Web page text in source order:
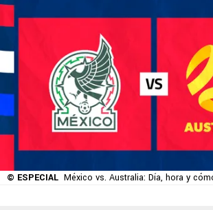
© ESPECIAL México vs. Australia: Día, hora y